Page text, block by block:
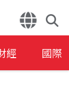
經 國際